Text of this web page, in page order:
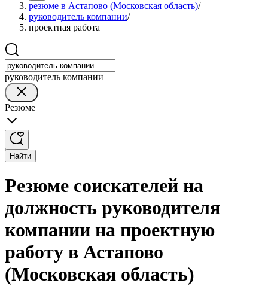
резюме в Астапово (Московская область)/
руководитель компании/
проектная работа
руководитель компании
Резюме
Найти
Резюме соискателей на
должность руководителя
компании на проектную
работу в Астапово
(Московская область)